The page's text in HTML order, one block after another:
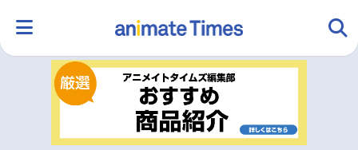
ランキング アニメ